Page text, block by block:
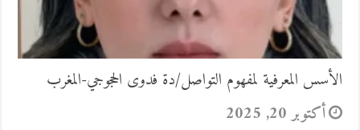
الأسس المعرفية لمفهوم التواصل/دة فدوى الحجوجي-المغرب
أكتوبر 20, 2025